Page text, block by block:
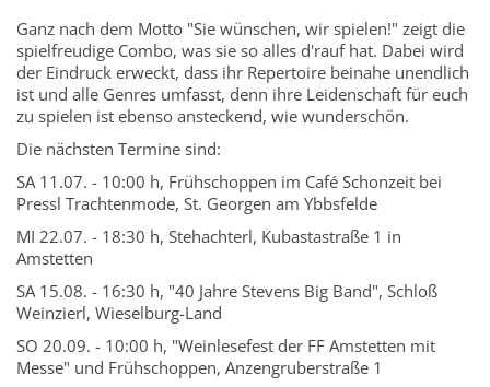
Ganz nach dem Motto "Sie wünschen, wir spielen!" zeigt die
spielfreudige Combo, was sie so alles d'rauf hat. Dabei wird
der Eindruck erweckt, dass ihr Repertoire beinahe unendlich
ist und alle Genres umfasst, denn ihre Leidenschaft für euch
zu spielen ist ebenso ansteckend, wie wunderschön.
Die nächsten Termine sind:
SA 11.07. - 10:00 h, Frühschoppen im Café Schonzeit bei
Pressl Trachtenmode, St. Georgen am Ybbsfelde
MI 22.07. - 18:30 h, Stehachterl, Kubastastraße 1 in
Amstetten
SA 15.08. - 16:30 h, "40 Jahre Stevens Big Band", Schloß
Weinzierl, Wieselburg-Land
SO 20.09. - 10:00 h, "Weinlesefest der FF Amstetten mit
Messe" und Frühschoppen, Anzengruberstraße 1